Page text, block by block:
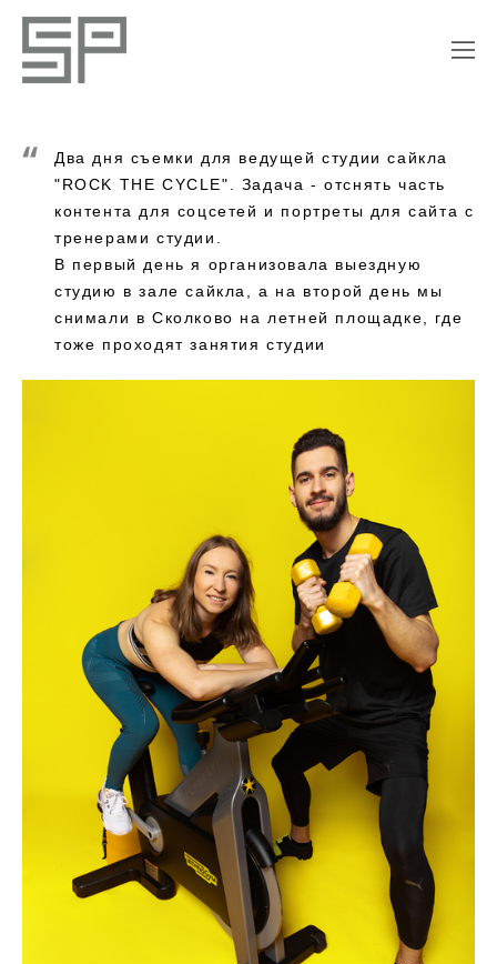
Два дня съемки для ведущей студии сайкла
"ROCK THE CYCLE". Задача - отснять часть
контента для соцсетей и портреты для сайта с
тренерами студии.
В первый день я организовала выездную
студию в зале сайкла, а на второй день мы
снимали в Сколково на летней площадке, где
тоже проходят занятия студии